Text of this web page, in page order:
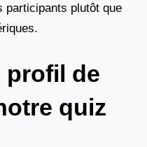
participants plutôt que
profil de
quiz